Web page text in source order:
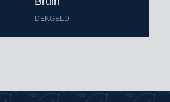
DEKGELD